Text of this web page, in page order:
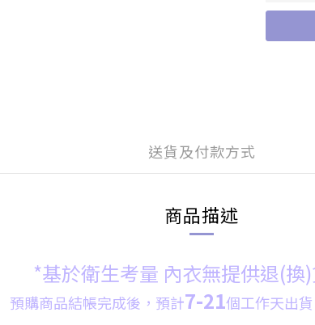
送貨及付款方式
商品描述
*基於衛生考量 內衣無提供退(換
預購商品結帳完成後，預計7-21個工作天出